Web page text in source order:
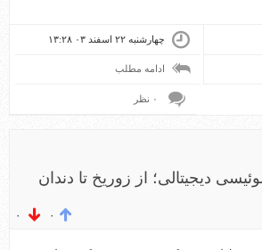
چهارشنبه ۲۲ اسفند ۰۳ ۱۳:۲۸
ادامه مطلب
۰ نظر
دیجیتالی؛ از زوریخ تا دندان
۰ ۰